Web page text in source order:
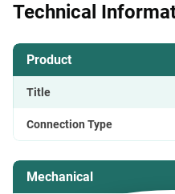
Technical
Product
Title
Connection Type
Mechanical